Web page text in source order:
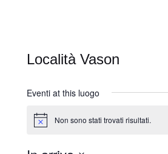
Località Vason
Eventi at this luogo
N
Non sono stati trovati risultati.